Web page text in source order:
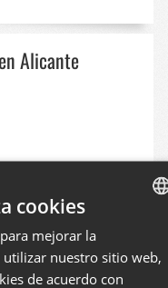
Alicante
con soporte
cookies
mejorar la
nuestro sitio web,
de acuerdo con